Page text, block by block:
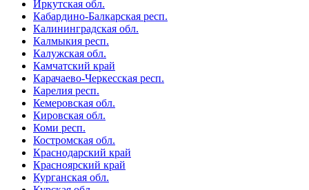
Иркутская обл.
Кабардино-Балкарская респ.
Калининградская обл.
Калмыкия респ.
Калужская обл.
Камчатский край
Карачаево-Черкесская респ.
Карелия респ.
Кемеровская обл.
Кировская обл.
Коми респ.
Костромская обл.
Краснодарский край
Красноярский край
Курганская обл.